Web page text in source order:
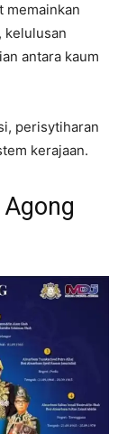
memainkan
kelulusan
antara kaum
perisytiharan
kerajaan.